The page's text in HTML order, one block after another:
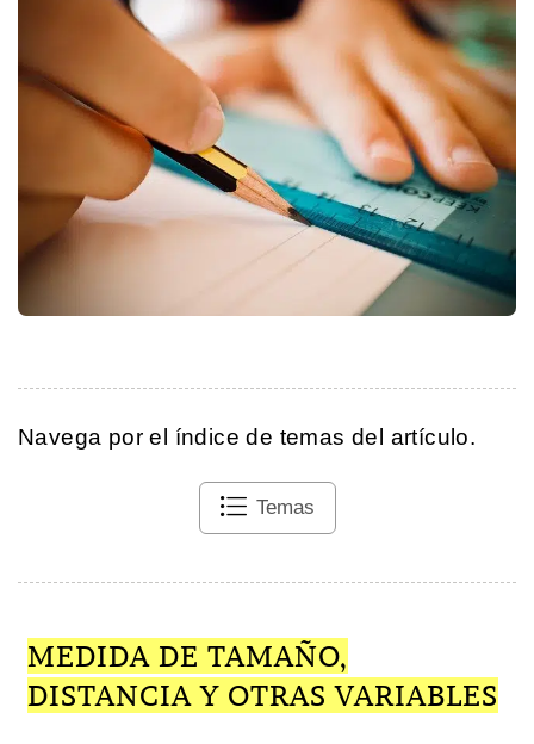
Navega por el índice de temas del artículo.
Temas
MEDIDA DE TAMAÑO,
DISTANCIA Y OTRAS VARIABLES